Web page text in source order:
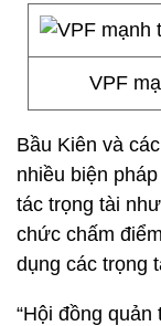
VPF
Bầu Kiên và
nhiều biện
tác trọng tài
chức chấm
dụng các trọng
“Hội đồng